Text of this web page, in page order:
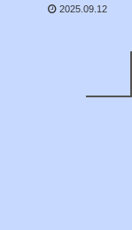
2025.09.12